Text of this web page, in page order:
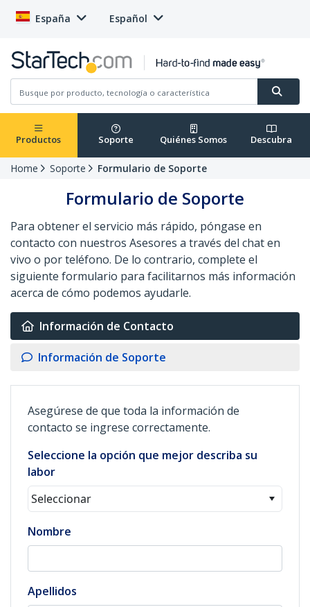
España Español
Productos Soporte Quiénes Somos Descubra
Home Soporte Formulario de Soporte
Formulario de Soporte
Para obtener el servicio más rápido, póngase en
contacto con nuestros Asesores a través del chat en
vivo o por teléfono. De lo contrario, complete el
siguiente formulario para facilitarnos más información
acerca de cómo podemos ayudarle.
Información de Contacto
Información de Soporte
Asegúrese de que toda la información de
contacto se ingrese correctamente.
Seleccione la opción que mejor describa su
labor
Seleccionar
Nombre
Apellidos